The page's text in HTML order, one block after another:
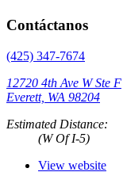
Contáctanos
(425) 347-7674
12720 4th Ave W Ste F
Everett, WA 98204
Estimated Distance:
(W Of I-5)
View website